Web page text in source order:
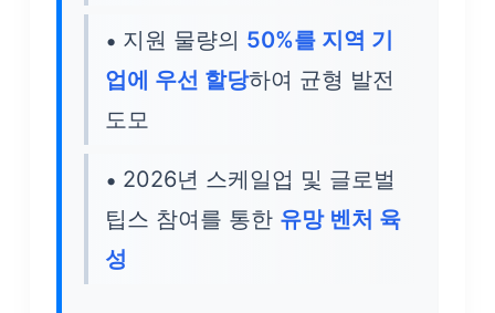
지원 물량의 50%를 지역 기
업에 우선 할당하여 균형 발전
도모
2026년 스케일업 및 글로벌
팁스 참여를 통한 유망 벤처 육
성